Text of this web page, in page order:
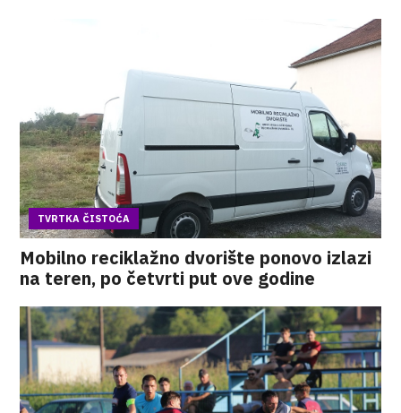
TVRTKA ČISTOĆA
Mobilno reciklažno dvorište ponovo izlazi
na teren, po četvrti put ove godine